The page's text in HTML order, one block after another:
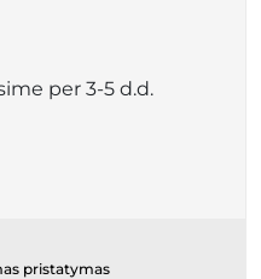
per 3-5 d.d.
pristatymas